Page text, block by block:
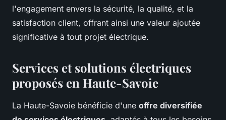
l'engagement envers la sécurité, la qualité, et la
satisfaction client, offrant ainsi une valeur ajoutée
significative à tout projet électrique.
Services et solutions électriques
proposés en Haute-Savoie
La Haute-Savoie bénéficie d'une offre diversifiée